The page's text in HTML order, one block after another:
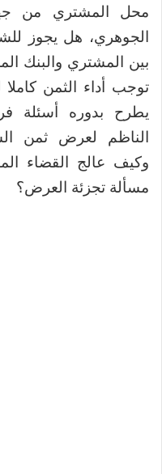
محل المشتري من جهة
الجوهري، هل يجوز
بين المشتري والبنك
توجب أداء الثمن
يطرح بدوره أسئلة
الناظم لعرض ثمن
وكيف عالج القضاء
مسألة تجزئة العرض؟